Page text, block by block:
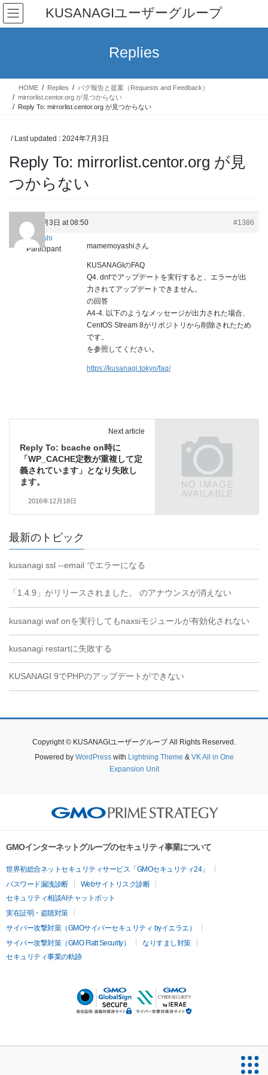
Skip
the
Skip
the
KUSANAGIユーザーグループ
Replies
HOME Replies
バグ報告と提案（Requests and Feedback）
mirrorlist.centor.org が見つからない
Reply To: mirrorlist.centor.org が見つからない
/ Last updated : 2024年7月3日
Reply To: mirrorlist.centor.org が見
つからない
2024年7月3日 at 08:50
#1386
hideishi
Participant
mamemoyashiさん
KUSANAGIのFAQ
Q4. dnfでアップデートを実行すると、エラーが出
力されてアップデートできません。
の回答
A4-4. 以下のようなメッセージが出力された場合、
CentOS Stream 8がリポジトリから削除されたため
です。
を参照してください。
https://kusanagi.tokyo/faq/
Next article
Reply To: bcache on時に
「WP_CACHE定数が重複して定
義されています」となり失敗し
ます。
2016年12月18日
最新のトピック
kusanagi ssl --email でエラーになる
「1.4.9」がリリースされました。 のアナウンスが消えない
kusanagi waf onを実行してもnaxsiモジュールが有効化されない
kusanagi restartに失敗する
KUSANAGI 9でPHPのアップデートができない
Copyright © KUSANAGIユーザーグループ All Rights Reserved.
Powered by WordPresswith Lightning Theme & VK All in One
Expansion Unit
GMOインターネットグループのセキュリティ事業について
世界初総合ネットセキュリティサービス「GMOセキュリティ24」
パスワード漏洩診断
Webサイトリスク診断
セキュリティ相談AIチャットボット
実在証明・盗聴対策
サイバー攻撃対策（GMOサイバーセキュリティ byイエラエ）
サイバー攻撃対策（GMO Flatt Security）
なりすまし対策
セキュリティ事業の軌跡